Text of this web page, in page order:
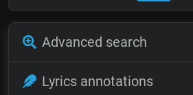
Advanced search
Lyrics annotations